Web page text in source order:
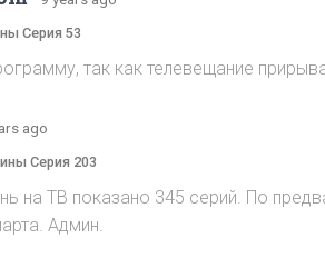
Серия 53
так как телевещание
ago
Серия 203
на ТВ показано 345 серий. По
Админ.